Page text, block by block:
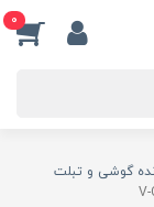
0
گوشی و تبلت